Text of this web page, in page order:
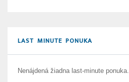
LAST MINUTE PONUKA
Nenájdená žiadna last-minute ponuka.